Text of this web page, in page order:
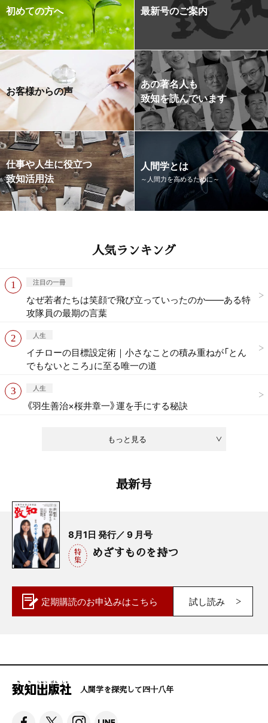
初めての方へ 最新号のご案内
お客様からの声
あの著名人も
致知を読んでいます
仕事や人生に役立つ
致知活用法
人間学とは
～人間力を高めるために～
人気ランキング
もっと見る
注目の一冊
なぜ若者たちは笑顔で飛び立っていったのか——ある特
攻隊員の最期の言葉
人生
イチローの目標設定術｜小さなことの積み重ねが「とん
でもないところ」に至る唯一の道
人生
《羽生善治×桜井章一》運を手にする秘訣
最新号
8月1日 発行／ 9 月号
めざすものを持つ
定期購読のお申込みはこちら 試し読み
人間学を探究して四十八年